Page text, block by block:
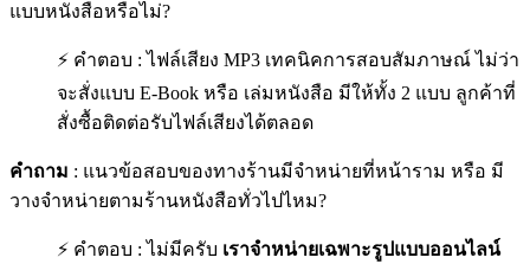
แบบหนังสือหรือไม่?
⚡ คำตอบ : ไฟล์เสียง MP3 เทคนิคการสอบสัมภาษณ์ ไม่ว่า
จะสั่งแบบ E-Book หรือ เล่มหนังสือ มีให้ทั้ง 2 แบบ ลูกค้าที่
สั่งซื้อติดต่อรับไฟล์เสียงได้ตลอด
คำถาม : แนวข้อสอบของทางร้านมีจำหน่ายที่หน้าราม หรือ มี
วางจำหน่ายตามร้านหนังสือทั่วไปไหม?
⚡ คำตอบ : ไม่มีครับ เราจำหน่ายเฉพาะรูปแบบออนไลน์